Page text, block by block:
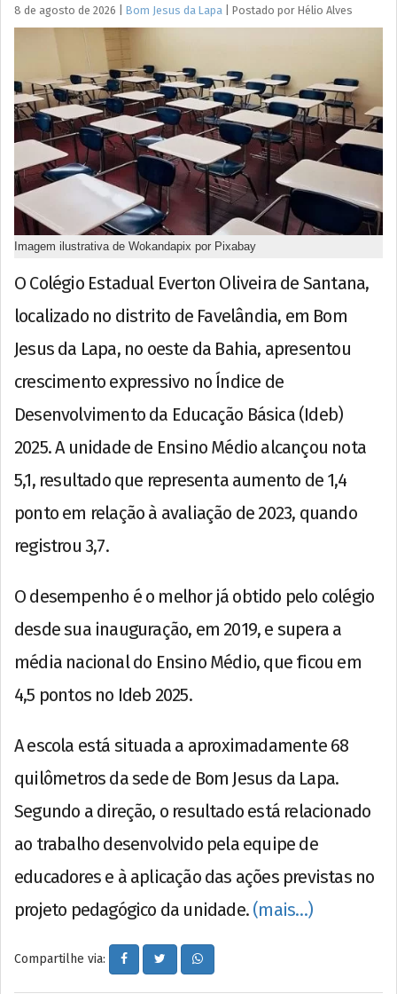
8 de agosto de 2026 Bom Jesus da Lapa Postado por Hélio Alves
Imagem ilustrativa de Wokandapix por Pixabay
O Colégio Estadual Everton Oliveira de Santana,
localizado no distrito de Favelândia, em Bom
Jesus da Lapa, no oeste da Bahia, apresentou
crescimento expressivo no Índice de
Desenvolvimento da Educação Básica (Ideb)
2025. A unidade de Ensino Médio alcançou nota
5,1, resultado que representa aumento de 1,4
ponto em relação à avaliação de 2023, quando
registrou 3,7.
O desempenho é o melhor já obtido pelo colégio
desde sua inauguração, em 2019, e supera a
média nacional do Ensino Médio, que ficou em
4,5 pontos no Ideb 2025.
A escola está situada a aproximadamente 68
quilômetros da sede de Bom Jesus da Lapa.
Segundo a direção, o resultado está relacionado
ao trabalho desenvolvido pela equipe de
educadores e à aplicação das ações previstas no
projeto pedagógico da unidade. (mais…)
Compartilhe via: